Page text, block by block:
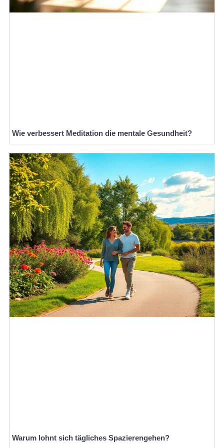
Wie verbessert Meditation die mentale Gesundheit?
Warum lohnt sich tägliches Spazierengehen?